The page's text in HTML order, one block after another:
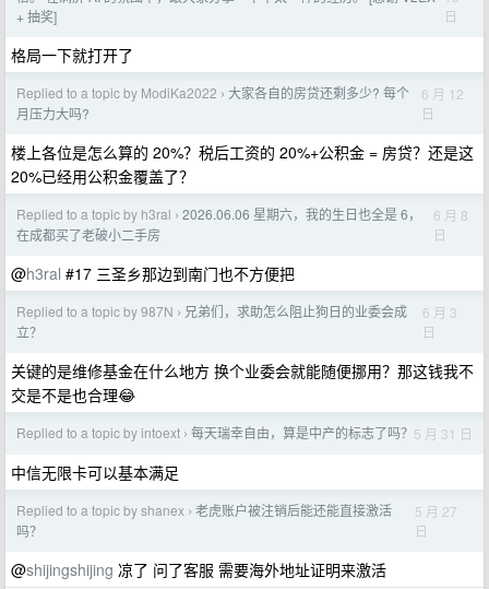
+ 抽奖]
日
格局一下就打开了
Replied to a topic by ModiKa2022 › 大家各自的房贷还剩多少? 每个
月压力大吗?
6 月 12
日
楼上各位是怎么算的 20%？税后工资的 20%+公积金 = 房贷？还是这
20%已经用公积金覆盖了？
Replied to a topic by h3ral › 2026.06.06 星期六，我的生日也全是 6，
在成都买了老破小二手房
6 月 8
日
@h3ral #17 三圣乡那边到南门也不方便把
Replied to a topic by 987N › 兄弟们，求助怎么阻止狗日的业委会成
立？
6 月 3
日
关键的是维修基金在什么地方 换个业委会就能随便挪用？那这钱我不
交是不是也合理😂
Replied to a topic by intoext › 每天瑞幸自由，算是中产的标志了吗？ 5 月 31 日
中信无限卡可以基本满足
Replied to a topic by shanex › 老虎账户被注销后能还能直接激活
吗？
5 月 27
日
@shijingshijing 凉了 问了客服 需要海外地址证明来激活